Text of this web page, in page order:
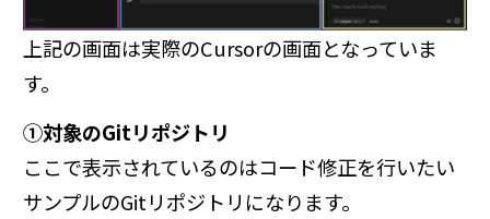
上記の画面は実際のCursorの画面となっていま
す。
①対象のGitリポジトリ
ここで表示されているのはコード修正を行いたい
サンプルのGitリポジトリになります。